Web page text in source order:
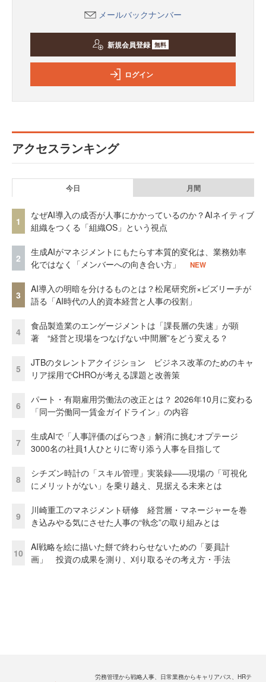
メールバックナンバー
新規会員登録 無料
ログイン
アクセスランキング
今日 月間
1
なぜAI導入の成否が人事にかかっているのか？AIネイティブ
組織をつくる「組織OS」という視点
2
生成AIがマネジメントにもたらす本質的変化は、業務効率
化ではなく「メンバーへの向き合い方」
NEW
3
AI導入の明暗を分けるものとは？松尾研究所×ビズリーチが
語る「AI時代の人的資本経営と人事の役割」
4
食品製造業のエンゲージメントは「課長層の失速」が顕
著 “経営と現場をつなげない中間層”をどう変える？
5
JTBのタレントアクイジション ビジネス改革のためのキャ
リア採用でCHROが考える課題と改善策
6
パート・有期雇用労働法の改正とは？ 2026年10月に変わる
「同一労働同一賃金ガイドライン」の内容
7
生成AIで「人事評価のばらつき」解消に挑むオプテージ
3000名の社員1人ひとりに寄り添う人事を目指して
8
シチズン時計の「スキル管理」実装録——現場の「可視化
にメリットがない」を乗り越え、見据える未来とは
9
川崎重工のマネジメント研修 経営層・マネージャーを巻
き込みやる気にさせた人事の“執念”の取り組みとは
10
AI戦略を絵に描いた餅で終わらせないための「要員計
画」 投資の成果を測り、刈り取るその考え方・手法
労務管理から戦略人事、日常業務からキャリアパス、HRテ